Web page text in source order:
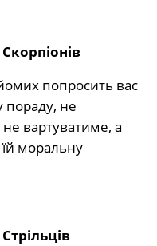
попросить вас
пораду, не
вартуватиме, а
моральну